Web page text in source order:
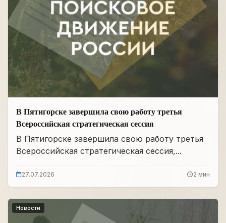
В Пятигорске завершила свою работу третья
Всероссийская стратегическая сессия
В Пятигорске завершила свою работу третья
Всероссийская стратегическая сессия,...
27.07.2026 2 мин
Новости